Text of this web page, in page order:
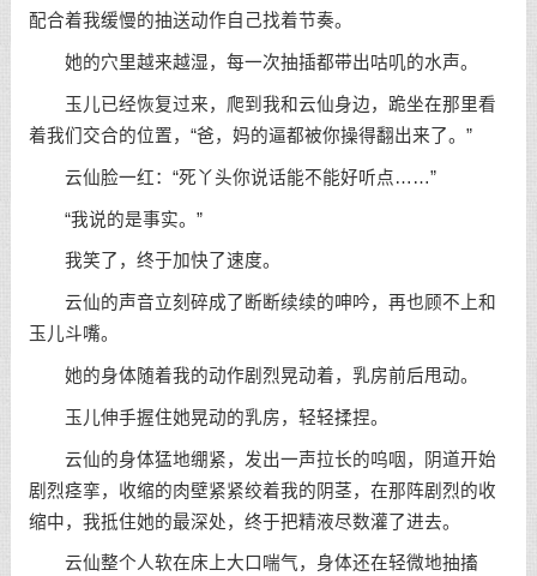
配合着我缓慢的抽送动作自己找着节奏。
她的穴里越来越湿，每一次抽插都带出咕叽的水声。
玉儿已经恢复过来，爬到我和云仙身边，跪坐在那里看
着我们交合的位置，“爸，妈的逼都被你操得翻出来了。”
云仙脸一红：“死丫头你说话能不能好听点……”
“我说的是事实。”
我笑了，终于加快了速度。
云仙的声音立刻碎成了断断续续的呻吟，再也顾不上和
玉儿斗嘴。
她的身体随着我的动作剧烈晃动着，乳房前后甩动。
玉儿伸手握住她晃动的乳房，轻轻揉捏。
云仙的身体猛地绷紧，发出一声拉长的呜咽，阴道开始
剧烈痉挛，收缩的肉壁紧紧绞着我的阴茎，在那阵剧烈的收
缩中，我抵住她的最深处，终于把精液尽数灌了进去。
云仙整个人软在床上大口喘气，身体还在轻微地抽搐